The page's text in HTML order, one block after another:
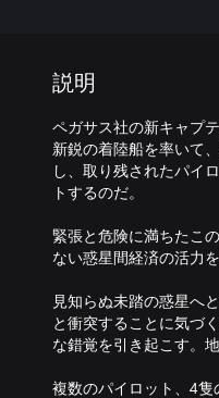
説明
ペガサス社の新キャプ
新鋭の着陸船を率いて
し、取り残されたパイ
トするのだ。
緊張と危険に満ちたこ
ない惑星間経済の活力
見知らぬ未踏の惑星へ
と衝突することに気づ
な錯覚を引き起こす。
複数のパイロット、4